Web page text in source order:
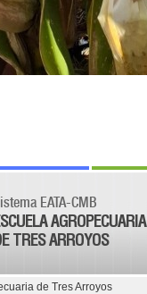
EATA-CMB
AGROPECUARIA
TRES ARROYOS
de Tres Arroyos